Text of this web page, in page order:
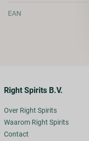
EAN
Right Spirits B.V.
Over Right Spirits
Waarom Right Spirits
Contact